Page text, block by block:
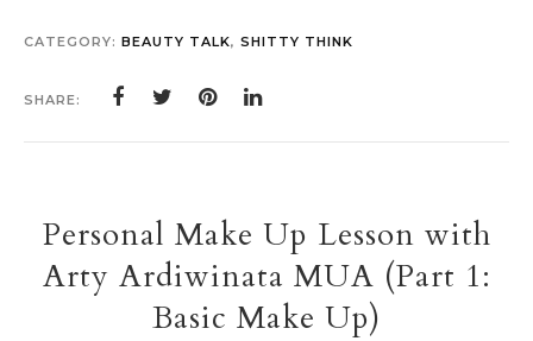
CATEGORY: BEAUTY TALK, SHITTY THINK
SHARE:
Personal Make Up Lesson with
Arty Ardiwinata MUA (Part 1:
Basic Make Up)